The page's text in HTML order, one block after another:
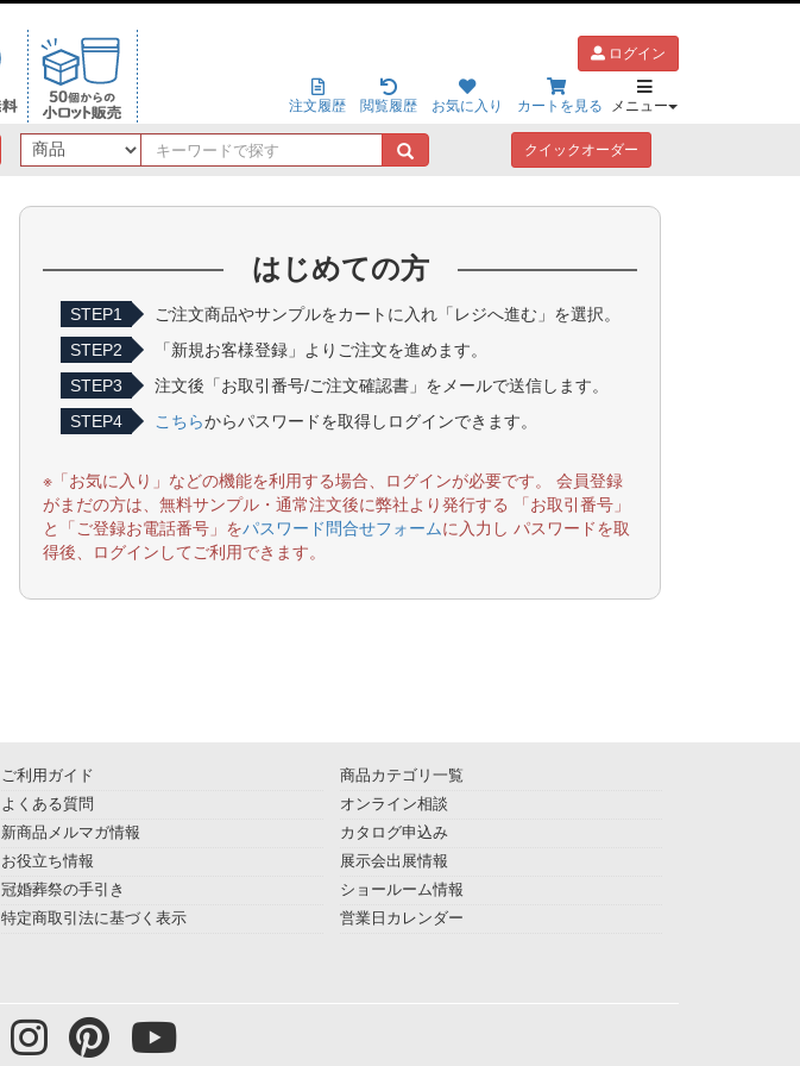
ログイン
注文履歴 閲覧履歴 お気に入り カートを見る メニュー
キ
ー
で
探
す
クイックオーダー
はじめての方
STEP1
ご注文商品やサンプルをカートに入れ「レジへ進む」を選択。
STEP2
「新規お客様登録」よりご注文を進めます。
STEP3
注文後「お取引番号/ご注文確認書」をメールで送信します。
STEP4
こちらからパスワードを取得しログインできます。
※「お気に入り」などの機能を利用する場合、ログインが必要です。 会員登録
がまだの方は、無料サンプル・通常注文後に弊社より発行する 「お取引番号」
と「ご登録お電話番号」をパスワード問合せフォームに入力し パスワードを取
得後、ログインしてご利用できます。
ご利用ガイド
よくある質問
新商品メルマガ情報
お役立ち情報
冠婚葬祭の手引き
特定商取引法に基づく表示
商品カテゴリ一覧
オンライン相談
カタログ申込み
展示会出展情報
ショールーム情報
営業日カレンダー